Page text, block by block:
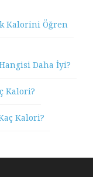
Kalorini Öğren
Daha İyi?
Kalori?
Kalori?